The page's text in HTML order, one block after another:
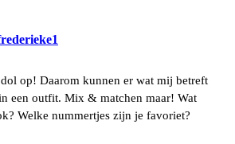
op! Daarom kunnen er wat mij betreft
een outfit. Mix & matchen maar! Wat
Welke nummertjes zijn je favoriet?